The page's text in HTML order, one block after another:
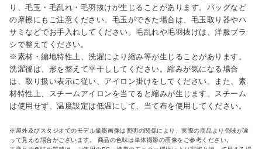
り、毛玉・毛乱れ・毛羽抜けが生じることがあります。バッグなど
の摩擦にもご注意ください。毛玉ができた場合は、毛玉取り器やハ
サミなどでお手入れしてください。毛乱れや毛羽抜けは、洋服ブラ
シで整えてください。
※素材・編地特性上、洗濯により縮み等が生じることがあります。
洗濯後は、形を整えて平干ししてください。縮みが気になる場合
は、取り扱い表示に従い、アイロン掛けをしてください。また、素
材特性上、スチームアイロンを当てると縮みが生じます。スチーム
は使用せず、温度設定は低温にして、当て布を使用してください。
※屋外及びスタジオでのモデル撮影画像は照明の関係により、実際の商品より色味が違
って見える場合がございます。 商品の色味は単体撮影の画像をご参考ください。